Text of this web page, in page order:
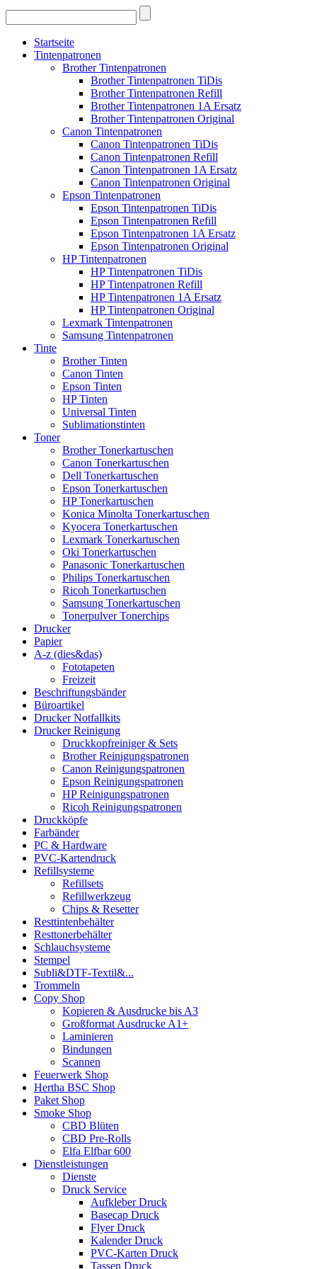
Startseite
Tintenpatronen
Brother Tintenpatronen
Brother Tintenpatronen TiDis
Brother Tintenpatronen Refill
Brother Tintenpatronen 1A Ersatz
Brother Tintenpatronen Original
Canon Tintenpatronen
Canon Tintenpatronen TiDis
Canon Tintenpatronen Refill
Canon Tintenpatronen 1A Ersatz
Canon Tintenpatronen Original
Epson Tintenpatronen
Epson Tintenpatronen TiDis
Epson Tintenpatronen Refill
Epson Tintenpatronen 1A Ersatz
Epson Tintenpatronen Original
HP Tintenpatronen
HP Tintenpatronen TiDis
HP Tintenpatronen Refill
HP Tintenpatronen 1A Ersatz
HP Tintenpatronen Original
Lexmark Tintenpatronen
Samsung Tintenpatronen
Tinte
Brother Tinten
Canon Tinten
Epson Tinten
HP Tinten
Universal Tinten
Sublimationstinten
Toner
Brother Tonerkartuschen
Canon Tonerkartuschen
Dell Tonerkartuschen
Epson Tonerkartuschen
HP Tonerkartuschen
Konica Minolta Tonerkartuschen
Kyocera Tonerkartuschen
Lexmark Tonerkartuschen
Oki Tonerkartuschen
Panasonic Tonerkartuschen
Philips Tonerkartuschen
Ricoh Tonerkartuschen
Samsung Tonerkartuschen
Tonerpulver Tonerchips
Drucker
Papier
A-z (dies&das)
Fototapeten
Freizeit
Beschriftungsbänder
Büroartikel
Drucker Notfallkits
Drucker Reinigung
Druckkopfreiniger & Sets
Brother Reinigungspatronen
Canon Reinigungspatronen
Epson Reinigungspatronen
HP Reinigungspatronen
Ricoh Reinigungspatronen
Druckköpfe
Farbänder
PC & Hardware
PVC-Kartendruck
Refillsysteme
Refillsets
Refillwerkzeug
Chips & Resetter
Resttintenbehälter
Resttonerbehälter
Schlauchsysteme
Stempel
Subli&DTF-Textil&...
Trommeln
Copy Shop
Kopieren & Ausdrucke bis A3
Großformat Ausdrucke A1+
Laminieren
Bindungen
Scannen
Feuerwerk Shop
Hertha BSC Shop
Paket Shop
Smoke Shop
CBD Blüten
CBD Pre-Rolls
Elfa Elfbar 600
Dienstleistungen
Dienste
Druck Service
Aufkleber Druck
Basecap Druck
Flyer Druck
Kalender Druck
PVC-Karten Druck
Tassen Druck